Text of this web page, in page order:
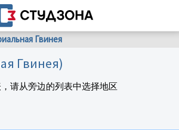
Гвинея
Гвинея)
请从旁边的列表中选择地区